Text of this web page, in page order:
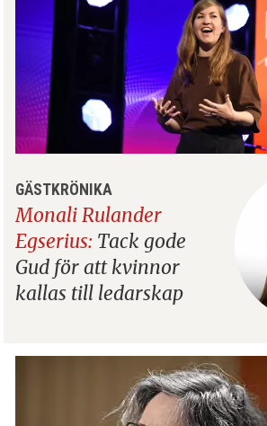
GÄSTKRÖNIKA
Monali Rulander
Egserius: Tack gode
Gud för att kvinnor
kallas till ledarskap